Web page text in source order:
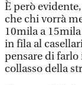
È però
che chi vorrà
10mila a
in fila al
pensare di
collasso della